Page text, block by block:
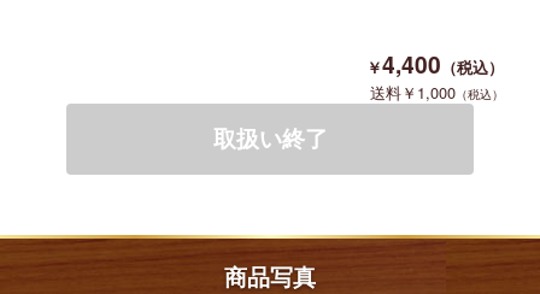
4,400
1,000
商品写真